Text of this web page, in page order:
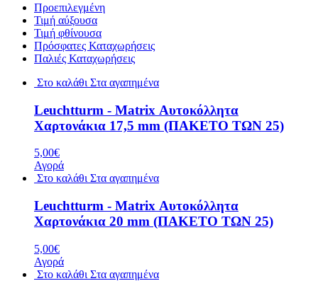
Προεπιλεγμένη
Τιμή αύξουσα
Τιμή φθίνουσα
Πρόσφατες Καταχωρήσεις
Παλιές Καταχωρήσεις
Στο καλάθι Στα αγαπημένα
Leuchtturm - Matrix Αυτοκόλλητα
Χαρτονάκια 17,5 mm (ΠΑΚΕΤΟ ΤΩΝ 25)
5,00€
Αγορά
Στο καλάθι Στα αγαπημένα
Leuchtturm - Matrix Αυτοκόλλητα
Χαρτονάκια 20 mm (ΠΑΚΕΤΟ ΤΩΝ 25)
5,00€
Αγορά
Στο καλάθι Στα αγαπημένα